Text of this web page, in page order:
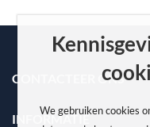
CONTACTEER ONS
INFORMATIE
We gebruiken cookies